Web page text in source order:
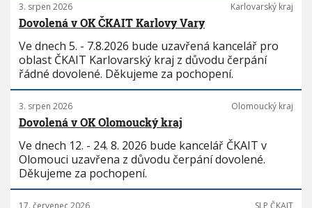
3. srpen 2026 Karlovarský kraj
Dovolená v OK ČKAIT Karlovy Vary
Ve dnech 5. - 7.8.2026 bude uzavřená kancelář pro
oblast ČKAIT Karlovarský kraj z důvodu čerpání
řádné dovolené. Děkujeme za pochopení.
3. srpen 2026 Olomoucký kraj
Dovolená v OK Olomoucký kraj
Ve dnech 12. - 24. 8. 2026 bude kancelář ČKAIT v
Olomouci uzavřena z důvodu čerpání dovolené.
Děkujeme za pochopení.